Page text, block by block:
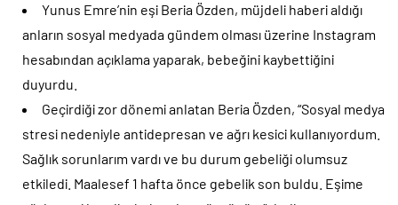
Yunus Emre’nin eşi Beria Özden, müjdeli haberi aldığı
anların sosyal medyada gündem olması üzerine Instagram
hesabından açıklama yaparak, bebeğini kaybettiğini
duyurdu.
Geçirdiği zor dönemi anlatan Beria Özden, “Sosyal medya
stresi nedeniyle antidepresan ve ağrı kesici kullanıyordum.
Sağlık sorunlarım vardı ve bu durum gebeliği olumsuz
etkiledi. Maalesef 1 hafta önce gebelik son buldu. Eşime